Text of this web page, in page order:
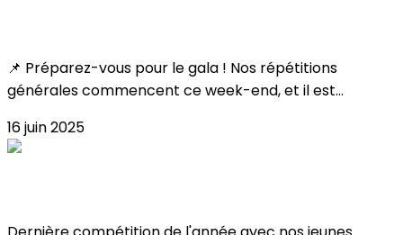
📌 Préparez-vous pour le gala ! Nos répétitions
générales commencent ce week-end, et il est...
16 juin 2025